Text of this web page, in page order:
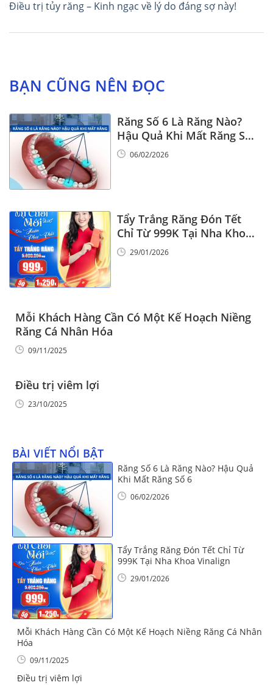
bài
Điều trị tủy răng – Kinh ngạc về lý do đáng sợ này!
BẠN CŨNG NÊN ĐỌC
Răng Số 6 Là Răng Nào?
Hậu Quả Khi Mất Răng Số
6
06/02/2026
Tẩy Trắng Răng Đón Tết
Chỉ Từ 999K Tại Nha Khoa
Vinalign
29/01/2026
Mỗi Khách Hàng Cần Có Một Kế Hoạch Niềng
Răng Cá Nhân Hóa
09/11/2025
Điều trị viêm lợi
23/10/2025
BÀI VIẾT NỔI BẬT
Răng Số 6 Là Răng Nào? Hậu Quả
Khi Mất Răng Số 6
06/02/2026
Tẩy Trắng Răng Đón Tết Chỉ Từ
999K Tại Nha Khoa Vinalign
29/01/2026
Mỗi Khách Hàng Cần Có Một Kế Hoạch Niềng Răng Cá Nhân
Hóa
09/11/2025
Điều trị viêm lợi